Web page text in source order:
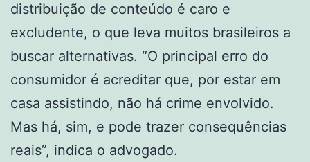
distribuição de conteúdo é caro e
excludente, o que leva muitos brasileiros a
buscar alternativas. “O principal erro do
consumidor é acreditar que, por estar em
casa assistindo, não há crime envolvido.
Mas há, sim, e pode trazer consequências
reais”, indica o advogado.